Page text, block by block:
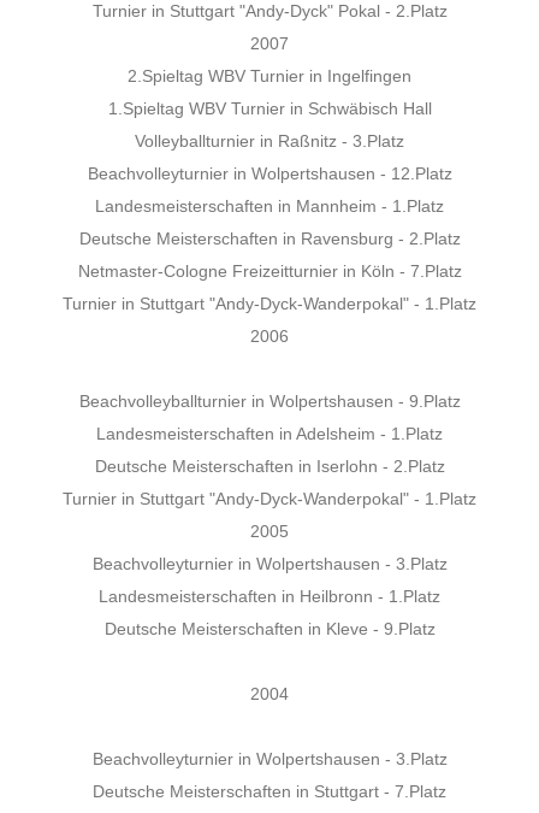
Turnier in Stuttgart "Andy-Dyck" Pokal - 2.Platz
2007
2.Spieltag WBV Turnier in Ingelfingen
1.Spieltag WBV Turnier in Schwäbisch Hall
Volleyballturnier in Raßnitz - 3.Platz
Beachvolleyturnier in Wolpertshausen - 12.Platz
Landesmeisterschaften in Mannheim - 1.Platz
Deutsche Meisterschaften in Ravensburg - 2.Platz
Netmaster-Cologne Freizeitturnier in Köln - 7.Platz
Turnier in Stuttgart "Andy-Dyck-Wanderpokal" - 1.Platz
2006
Beachvolleyballturnier in Wolpertshausen - 9.Platz
Landesmeisterschaften in Adelsheim - 1.Platz
Deutsche Meisterschaften in Iserlohn - 2.Platz
Turnier in Stuttgart "Andy-Dyck-Wanderpokal" - 1.Platz
2005
Beachvolleyturnier in Wolpertshausen - 3.Platz
Landesmeisterschaften in Heilbronn - 1.Platz
Deutsche Meisterschaften in Kleve - 9.Platz
2004
Beachvolleyturnier in Wolpertshausen - 3.Platz
Deutsche Meisterschaften in Stuttgart - 7.Platz